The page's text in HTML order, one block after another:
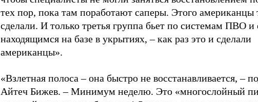
тех пор, пока там поработают саперы. Этого американцы
сделали. И только третья группа бьет по системам ПВО и
находящимся на базе в укрытиях, – как раз это и сделали
американцы».
«Взлетная полоса – она быстро не восстанавливается, –
Айтеч Бижев. – Минимум неделю. Это «многослойный